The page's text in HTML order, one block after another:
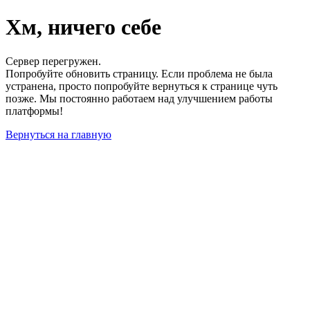
Хм, ничего себе
Сервер перегружен.
Попробуйте обновить страницу. Если проблема не была
устранена, просто попробуйте вернуться к странице чуть
позже. Мы постоянно работаем над улучшением работы
платформы!
Вернуться на главную